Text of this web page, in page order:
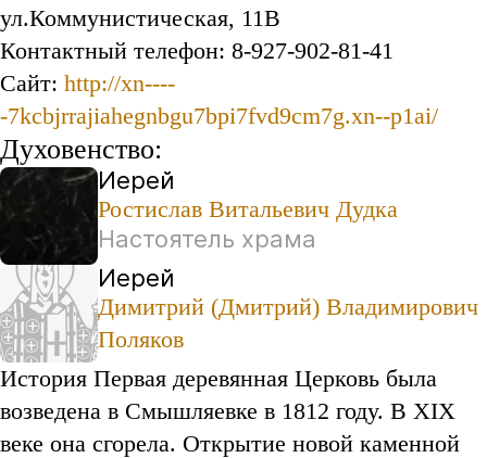
ул.Коммунистическая, 11В
Контактный телефон: 8-927-902-81-41
Сайт: http://xn----
-7kcbjrrajiahegnbgu7bpi7fvd9cm7g.xn--p1ai/
Духовенство:
Иерей
Ростислав Витальевич Дудка
Настоятель храма
Иерей
Димитрий (Дмитрий) Владимирович
Поляков
История Первая деревянная Церковь была
возведена в Смышляевке в 1812 году. В XIX
веке она сгорела. Открытие новой каменной